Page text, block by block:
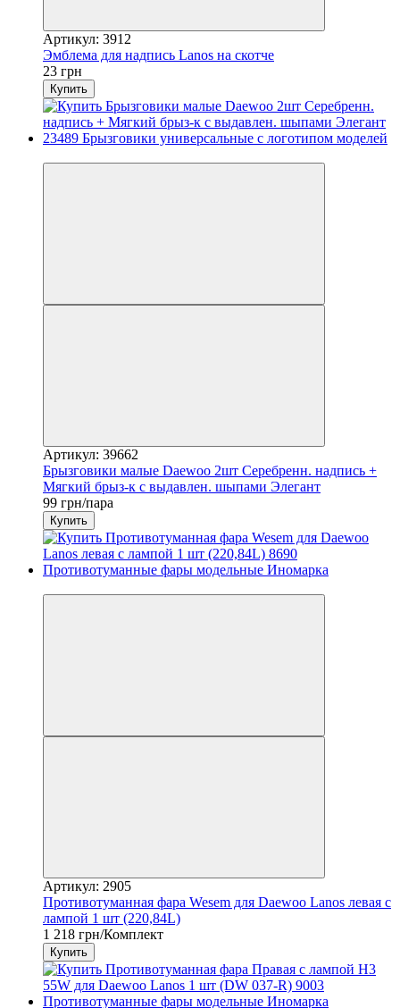
Артикул: 3912
Эмблема для надпись Lanos на скотче
23 грн
Купить
Артикул: 39662
Брызговики малые Daewoo 2шт Серебренн. надпись +
Мягкий брыз-к с выдавлен. шыпами Элегант
99 грн/пара
Купить
Артикул: 2905
Противотуманная фара Wesem для Daewoo Lanos левая с
лампой 1 шт (220,84L)
1 218 грн/Комплект
Купить